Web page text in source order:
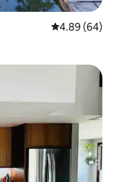
औसत रेटिंग 5 में
4.89 (64)